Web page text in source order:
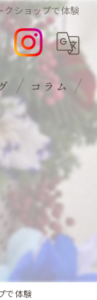
クショップで体験
コラム
で体験